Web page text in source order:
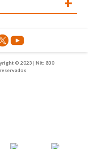
© 2023 | Nit: 830